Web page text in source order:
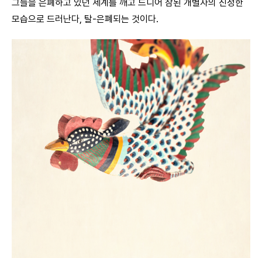
그들을 은폐하고 있던 세계를 깨고 드디어 참된 개별자의 진정한
모습으로 드러난다, 탈-은폐되는 것이다.